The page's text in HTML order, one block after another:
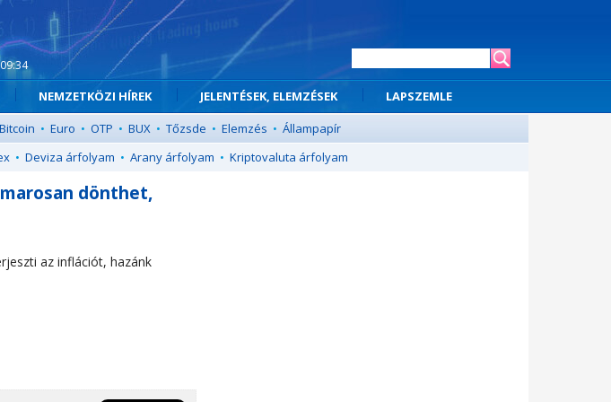
NEMZETKÖZI HÍREK JELENTÉSEK, ELEMZÉSEK
LAPSZEMLE
Bitcoin • Euro • OTP • BUX • Tőzsde • Elemzés • Állampapír
• Deviza árfolyam • Arany árfolyam • Kriptovaluta árfolyam
dönthet,
az inflációt, hazánk